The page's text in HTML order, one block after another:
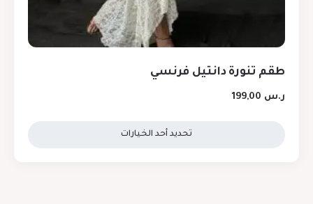
طقم تنورة دانتيل فرنسي
ر.س
تحديد أحد الخيارات